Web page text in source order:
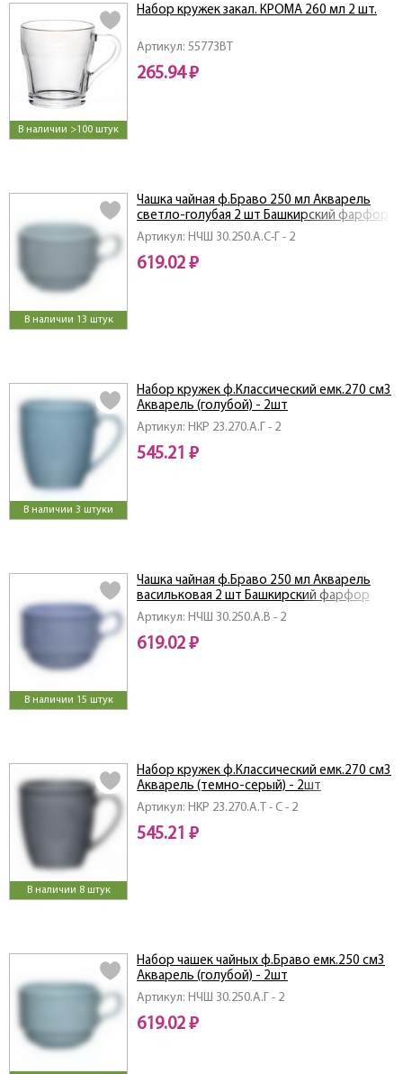
В наличии >100 штук
Артикул: 55773BT
Набор кружек закал. КРОМА 260 мл 2 шт.
265.94 ₽
В наличии 13 штук
Артикул: НЧШ 30.250.А.С-Г - 2
Чашка чайная ф.Браво 250 мл Акварель
светло-голубая 2 шт Башкирский фарфор
619.02 ₽
В наличии 3 штуки
Артикул: НКР 23.270.А.Г - 2
Набор кружек ф.Классический емк.270 см3
Акварель (голубой) - 2шт
545.21 ₽
В наличии 15 штук
Артикул: НЧШ 30.250.А.В - 2
Чашка чайная ф.Браво 250 мл Акварель
васильковая 2 шт Башкирский фарфор
619.02 ₽
В наличии 8 штук
Артикул: НКР 23.270.А.Т - С - 2
Набор кружек ф.Классический емк.270 см3
Акварель (темно-серый) - 2шт
545.21 ₽
Артикул: НЧШ 30.250.А.Г - 2
Набор чашек чайных ф.Браво емк.250 см3
Акварель (голубой) - 2шт
619.02 ₽